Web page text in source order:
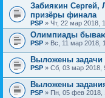
Забиякин Сергей,
призёры финала
PSP » Чт, 22 мар 2018,
Олимпиады
PSP » Вс, 11 мар 2018,
Выложены задачи
PSP » Сб, 03 мар 2018,
Выложены
PSP » Пн, 05 фев 2018,